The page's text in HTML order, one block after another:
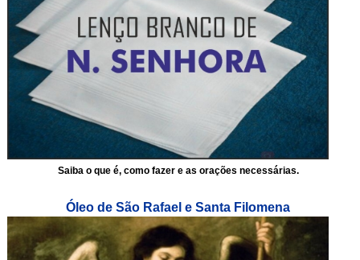
Saiba o que é, como fazer e as orações necessárias.
Óleo de São Rafael e Santa Filomena